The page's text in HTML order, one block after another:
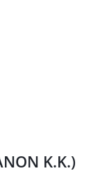
K.K.)